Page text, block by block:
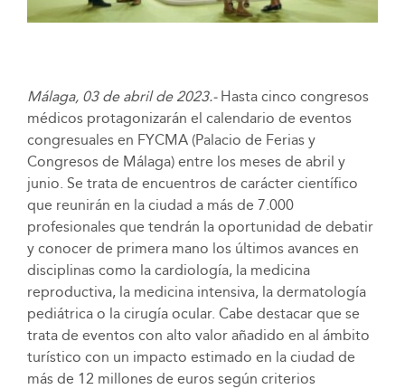
Málaga, 03 de abril de 2023.- Hasta cinco congresos
médicos protagonizarán el calendario de eventos
congresuales en FYCMA (Palacio de Ferias y
Congresos de Málaga) entre los meses de abril y
junio. Se trata de encuentros de carácter científico
que reunirán en la ciudad a más de 7.000
profesionales que tendrán la oportunidad de debatir
y conocer de primera mano los últimos avances en
disciplinas como la cardiología, la medicina
reproductiva, la medicina intensiva, la dermatología
pediátrica o la cirugía ocular. Cabe destacar que se
trata de eventos con alto valor añadido en al ámbito
turístico con un impacto estimado en la ciudad de
más de 12 millones de euros según criterios